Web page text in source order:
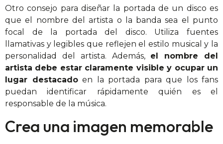
Otro consejo para diseñar la portada de un disco es
que el nombre del artista o la banda sea el punto
focal de la portada del disco. Utiliza fuentes
llamativas y legibles que reflejen el estilo musical y la
personalidad del artista. Además, el nombre del
artista debe estar claramente visible y ocupar un
lugar destacadoen la portada para que los fans
puedan identificar rápidamente quién es el
responsable de la música.
Crea una imagen memorable